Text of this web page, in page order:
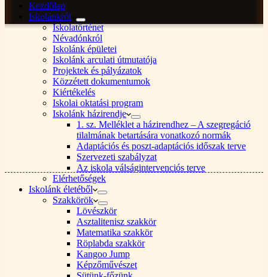
Kezdőlap
Iskolánkról
Iskolatörténet
Névadónkról
Iskolánk épületei
Iskolánk arculati útmutatója
Projektek és pályázatok
Közzétett dokumentumok
Kiértékelés
Iskolai oktatási program
Iskolánk házirendje
1. sz. Melléklet a házirendhez – A szegregáció
tilalmának betartására vonatkozó normák
Adaptációs és poszt-adaptációs időszak terve
Szervezeti szabályzat
Az iskola válságintervenciós terve
Elérhetőségek
Iskolánk életéből
Szakkörök
Lövészkör
Asztalitenisz szakkör
Matematika szakkör
Röplabda szakkör
Kangoo Jump
Képzőművészet